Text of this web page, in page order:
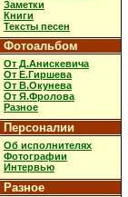
Заметки
Книги
Тексты песен
Фотоальбом
От Д.Анискевича
От Е.Гиршева
От В.Окунева
От Я.Фролова
Разное
Персоналии
Об исполнителях
Фотографии
Интервью
Разное